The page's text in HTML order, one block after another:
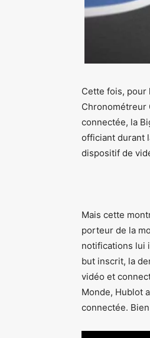
Cette fois, pour
Chronométreur
connectée, la
officiant durant
dispositif de
Mais cette
porteur de la
notifications lui
but inscrit, la
vidéo et
Monde, Hublot
connectée.